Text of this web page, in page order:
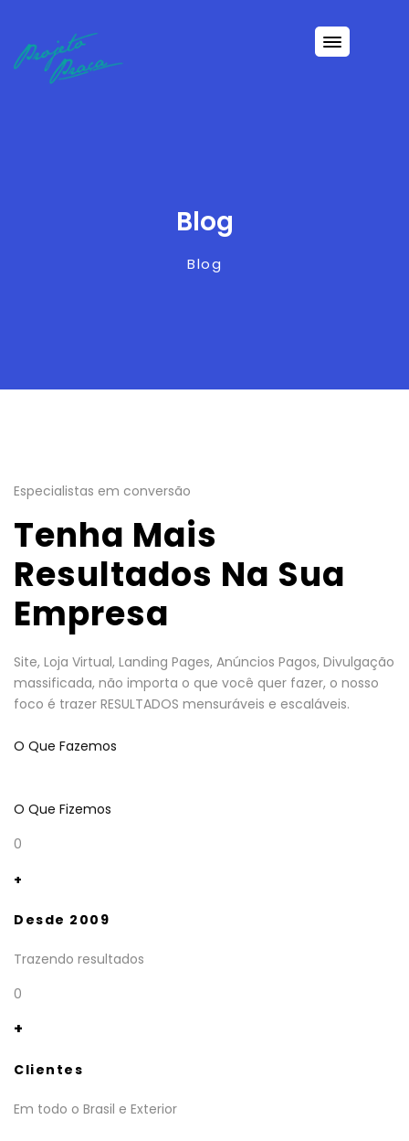
Blog
Blog
Especialistas em conversão
Tenha Mais
Resultados Na Sua
Empresa
Site, Loja Virtual, Landing Pages, Anúncios Pagos, Divulgação
massificada, não importa o que você quer fazer, o nosso
foco é trazer RESULTADOS mensuráveis e escaláveis.
O Que Fazemos
O Que Fizemos
0
+
Desde 2009
Trazendo resultados
0
+
Clientes
Em todo o Brasil e Exterior